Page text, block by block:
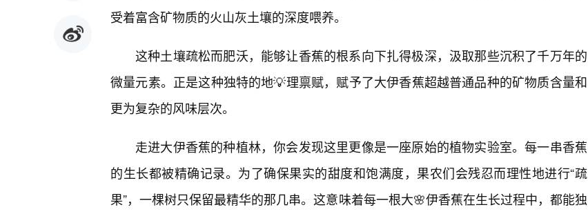
受着富含矿物质的火山灰土壤的深度喂养。
这种土壤疏松而肥沃，能够让香蕉的根系向下扎得极深，汲取那些沉积了千万年的
微量元素。正是这种独特的地💡理禀赋，赋予了大伊香蕉超越普通品种的矿物质含量和
更为复杂的风味层次。
走进大伊香蕉的种植林，你会发现这里更像是一座原始的植物实验室。每一串香蕉
的生长都被精确记录。为了确保果实的甜度和饱满度，果农们会残忍而理性地进行“疏
果”，一棵树只保留最精华的那几串。这意味着每一根大🌸伊香蕉在生长过程中，都能独